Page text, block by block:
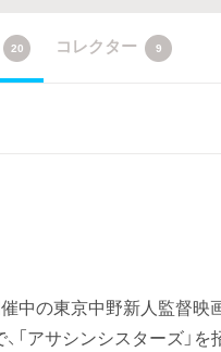
20 コレクター 9
中の東京中野新人監督映
「アサシンシスターズ」